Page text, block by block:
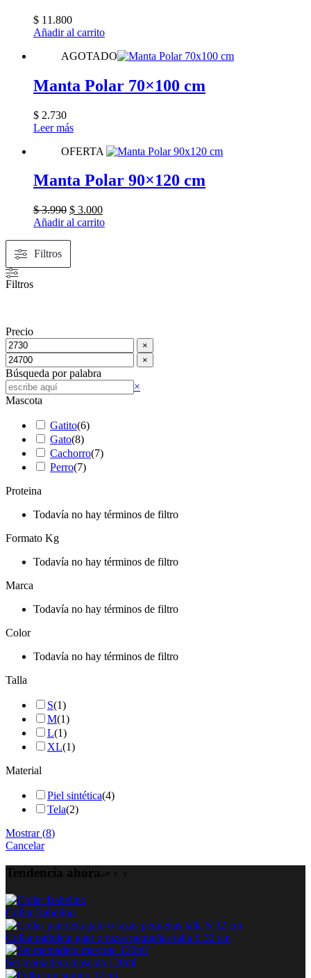
$ 11.800
Añadir al carrito
AGOTADO
Manta Polar 70×100 cm
$ 2.730
Leer más
OFERTA
Manta Polar 90×120 cm
$3.990 El
precio
$ 3.000El
precio
Añadir al carrito
Filtros
Filtros
Precio
×
×
Búsqueda por palabra
Buscar
×
Mascota
Gatito(6)
Gato(8)
Cachorro(7)
Perro(7)
Proteina
Todavía no hay términos de filtro
Formato Kg
Todavía no hay términos de filtro
Marca
Todavía no hay términos de filtro
Color
Todavía no hay términos de filtro
Talla
S(1)
M(1)
L(1)
XL(1)
Material
Piel sintética(4)
Tela(2)
Mostrar(8)
Cancelar
Tendencia ahora
Collar Isabelino
Collar pañoleta gato o razas pequeñas talla S 32 cm
Set mamadera mascota 120ml